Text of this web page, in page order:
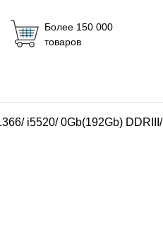
Более 150 000
товаров
i5520/ 0Gb(192Gb)